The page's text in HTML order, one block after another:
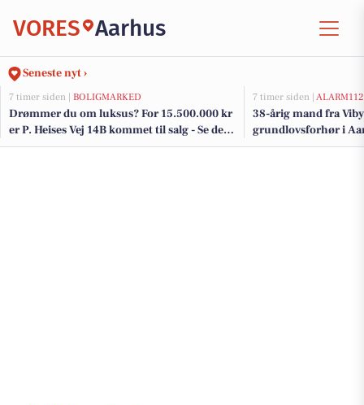
VORES Aarhus
Seneste nyt ›
7 timer siden | BOLIGMARKED
Drømmer du om luksus? For 15.500.000 kr
er P. Heises Vej 14B kommet til salg - Se den
og de dyreste boliger til salg her
7 timer siden | ALARM112
38-årig mand fra
grundlovsforhør i